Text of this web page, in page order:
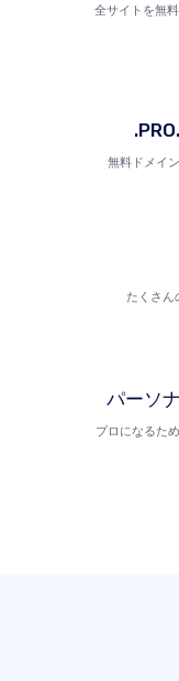
全サイトを無
無料ドメイ
たくさん
パーソ
プロになるた